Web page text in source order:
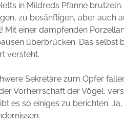
in Mildreds Pfanne
zu besänftigen, aber auch
einer dampfenden
überbrücken. Das selbst
versteht.
Sekretäre zum Opfer
Vorherrschaft der Vögel,
es so einiges zu berichten.